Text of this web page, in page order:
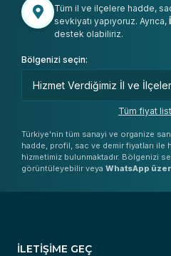
Tüm il ve ilçelere hadde,
sevkiyatı yapıyoruz. Ayrıca,
destek olabiliriz.
Bölgenizi seçin:
Tüm fiyat
Türkiye'nin tüm sanayi ve organize
hadde, profil, sac ve demir fiyatları ile
hizmetimiz bulunmaktadır. Bölgenizi
görüntüleyebilir veya WhatsApp
İLETİŞİME GEÇ